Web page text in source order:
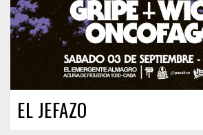
EL JEFAZO